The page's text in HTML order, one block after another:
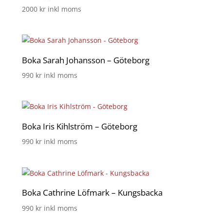
2000 kr inkl moms
Boka Sarah Johansson – Göteborg
990 kr inkl moms
Boka Iris Kihlström – Göteborg
990 kr inkl moms
Boka Cathrine Löfmark – Kungsbacka
990 kr inkl moms